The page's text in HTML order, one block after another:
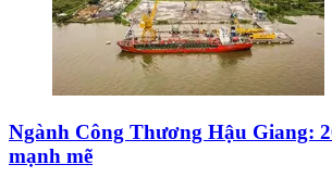
Ngành Công Thương Hậu Giang:
mạnh mẽ